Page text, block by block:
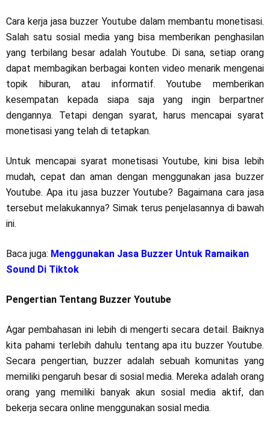
Cara kerja jasa buzzer Youtube dalam membantu monetisasi.
Salah satu sosial media yang bisa memberikan penghasilan
yang terbilang besar adalah Youtube. Di sana, setiap orang
dapat membagikan berbagai konten video menarik mengenai
topik hiburan, atau informatif. Youtube memberikan
kesempatan kepada siapa saja yang ingin berpartner
dengannya. Tetapi dengan syarat, harus mencapai syarat
monetisasi yang telah di tetapkan.
Untuk mencapai syarat monetisasi Youtube, kini bisa lebih
mudah, cepat dan aman dengan menggunakan jasa buzzer
Youtube. Apa itu jasa buzzer Youtube? Bagaimana cara jasa
tersebut melakukannya? Simak terus penjelasannya di bawah
ini.
Baca juga: Menggunakan Jasa Buzzer Untuk Ramaikan
Sound Di Tiktok
Pengertian Tentang Buzzer Youtube
Agar pembahasan ini lebih di mengerti secara detail. Baiknya
kita pahami terlebih dahulu tentang apa itu buzzer Youtube.
Secara pengertian, buzzer adalah sebuah komunitas yang
memiliki pengaruh besar di sosial media. Mereka adalah orang
orang yang memiliki banyak akun sosial media aktif, dan
bekerja secara online menggunakan sosial media.